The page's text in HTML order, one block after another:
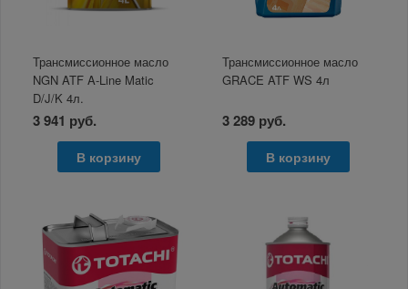
Трансмиссионное масло
NGN ATF A-Line Matic
D/J/K 4л.
3 941 руб.
В корзину
Трансмиссионное масло
GRACE ATF WS 4л
3 289 руб.
В корзину